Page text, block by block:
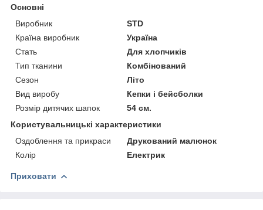
Основні
Виробник
STD
Країна виробник
Україна
Стать
Для хлопчиків
Тип тканини
Комбінований
Сезон
Літо
Вид виробу
Кепки і бейсболки
Розмір дитячих шапок
54 см.
Користувальницькі характеристики
Оздоблення та прикраси
Друкований малюнок
Колір
Електрик
Приховати